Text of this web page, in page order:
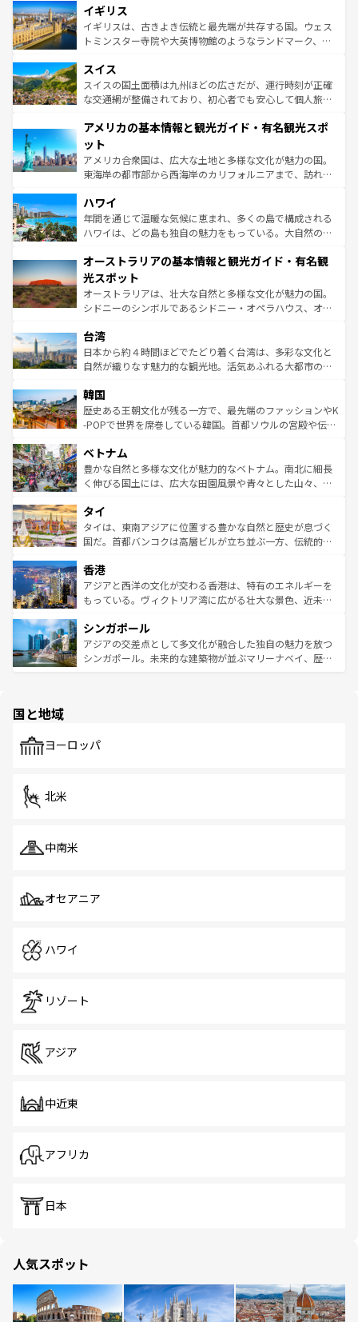
香り高いラベンダー畑など、多彩な楽しみ方が可能だ。さ
らに、パリ以外の地域にも魅力が溢れており、どの街角に
も豊かな歴史と文化が息づいている。パリ以外の個性あふ
を参照してほしい。
顔を持つこの国は、どこを歩いても飽きることがない。ベ
ルリンの文化的活気、バイエルン州のアルプスの絶景、そ
してライン川沿いのワイン畑といった風景は必見。ビール
は、お酒好きな人にはぜひ体験してほしい。 なお、新着の
ドイツ情報はコンテンツ一覧を参照してほしい。
イギリス
イギリスは、古きよき伝統と最先端が共存する国。ウェス
トミンスター寺院や大英博物館のようなランドマーク、歴
リアごとに異なる魅力がある。また、優雅なアフタヌーン
ティー、ビール好きにはたまらない英国パブ、サッカー観
戦など、本場だからこそできる体験も豊富。イギリスを旅
ンツ一覧を参照してほしい。
スイス
スイスの国土面積は九州ほどの広さだが、運行時刻が正確
な交通網が整備されており、初心者でも安心して個人旅行
の建物がそのまま残る町や、スイスならではのユニークな
博物館もあり、アルプス観光だけでなく町歩きも満喫する
ことができる。国民の所得が高いため物価も高いが、旅行
者向けの交通パス提供のサービスもあり、うまく活用すれ
着のスイス情報は
アメリカの基本情報と観光ガイド・有名観光スポ
ット
アメリカ合衆国は、広大な土地と多様な文化が魅力の国。
東海岸の都市部から西海岸のカリフォルニアまで、訪れる
のような巨大都市は、観光、ショッピング、エンターテイ
ンメントが詰まった刺激的なスポットだ。一方、アメリカ
西部には大自然が広がり、グランドキャニオンやイエロー
部のニューオーリンズでは、音楽と美食が融合した独特の
文化が魅力。旅行者はアメリカの各地域で異なる魅力を楽
しみながら、その多様性と豊かな歴史を感じることができ
るだろう。車でのロードトリップや列車の旅も、アメリカ
情報は
ハワイ
年間を通じて温暖な気候に恵まれ、多くの島で構成される
ハワイは、どの島も独自の魅力をもっている。大自然の神
ワイ島は見逃せない。また、定番の観光地といえばオアフ
島だが、静かな自然を求めるならマウイ島やカウアイ島が
おすすめ。エメラルドグリーンに輝く海をはじめ、豊かな
文化や歴史が息づいている。「アロハスピリット」と呼ば
人々、おいしいローカルフードやハワイアンミュージッ
ク、伝統的なフラダンスなど、すべてがハワイの魅力を彩
っている。訪れるたびに新しい発見と感動が待っているハ
はコンテンツ一覧
オーストラリアの基本情報と観光ガイド・有名観
光スポット
オーストラリアは、壮大な自然と多様な文化が魅力の国。
シドニーのシンボルであるシドニー・オペラハウス、オー
リアリーフや大陸中央部にそびえるウルル（エアーズロッ
ク）、タスマニアの美しい原生林やケアンズの熱帯雨林な
ど、見どころがたくさん。また、カフェやワイン、オージ
いる。アクティビティも充実しており、サーフィンやダイ
ビング、ハイキングなど、アウトドア好きにはたまらな
い。オーストラリアの多彩な魅力を存分に味わいつくそ
参照してほしい。
台湾
日本から約４時間ほどでたどり着く台湾は、多彩な文化と
自然が織りなす魅力的な観光地。活気あふれる大都市の台
ン）、静ひつな山岳地帯である台湾東部など、都市の喧騒
と山間の静けさが共存しており、訪れる人に新しい発見と
驚きをもたらしてくれる。また、奥深い台湾の食文化も魅
容にもいいと評判のスイーツなど、バラエティ豊かな料理
が味わえる。 なお、新着の台湾情報は コンテンツ一覧を参
照してほしい。
韓国
歴史ある王朝文化が残る一方で、最先端のファッションやK
-POPで世界を席巻している韓国。首都ソウルの宮殿や伝統
き、地方に足を延ばせば四季折々の自然美を楽しむことが
できる。そして、キムチや焼肉、絶品のストリートフード
まで、さまざまな韓国料理が待っている。夜には、韓国な
リティに包まれながら、韓国の多彩な魅力を心ゆくまで味
わってみてほしい。 なお、新着の韓国情報はコンテンツ一
覧を参照してほしい。
ベトナム
豊かな自然と多様な文化が魅力的なベトナム。南北に細長
く伸びる国土には、広大な田園風景や青々とした山々、世
急速な発展と共に伝統が息づく。ハノイの古い町並みやホ
ーチミン市のフランス統治時代の建物も、独特の雰囲気を
醸し出している。また、バラエティの豊かさとおいしさで
とつ。フォーやバインミー、ベトナムコーヒーなどは、ぜ
ひ現地で味わいたい。どの地域を訪れてもあたたかい人々
が旅行者を迎えてくれるので、きっと忘れられない旅にな
参照してほしい。
タイ
タイは、東南アジアに位置する豊かな自然と歴史が息づく
国だ。首都バンコクは高層ビルが立ち並ぶ一方、伝統的な
の活気が交差している。北部ではチェンマイなどの山岳地
帯で自然と触れ合い、南部ではプーケットやクラビの美し
いビーチでリゾート気分を楽しむことができる。タイ料理
激する。気候は一年中温暖で、どの季節にも異なる楽しみ
が待っている。親しみやすいタイの人々、仏教を中心とし
た文化、そして多様な観光資源が、訪れる旅人を魅了し続
香港
アジアと西洋の文化が交わる香港は、特有のエネルギーを
もっている。ヴィクトリア湾に広がる壮大な景色、近未来
み、どこを訪れても感動するはず。観光スポットが密集し
ており、効率よく見どころを回れるのも魅力。息をのむよ
うな絶景から文化的な体験まで、香港を存分に楽しみ尽く
シンガポール
アジアの交差点として多文化が融合した独自の魅力を放つ
シンガポール。未来的な建築物が並ぶマリーナベイ、歴史
で、ホーカーズは地元の風情を楽しめる外せないスポット
国と地域
ヨーロッパ
北米
中南米
オセアニア
ハワイ
リゾート
アジア
中近東
アフリカ
日本
人気スポット